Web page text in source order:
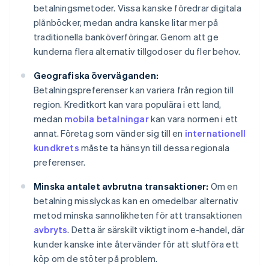
betalningsmetoder. Vissa kanske föredrar digitala
plånböcker, medan andra kanske litar mer på
traditionella banköverföringar. Genom att ge
kunderna flera alternativ tillgodoser du fler behov.
Geografiska överväganden:
Betalningspreferenser kan variera från region till
region. Kreditkort kan vara populära i ett land,
medan mobila betalningarkan vara normen i ett
annat. Företag som vänder sig till en internationell
kundkrets måste ta hänsyn till dessa regionala
preferenser.
Minska antalet avbrutna transaktioner: Om en
betalning misslyckas kan en omedelbar alternativ
metod minska sannolikheten för att transaktionen
avbryts. Detta är särskilt viktigt inom e-handel, där
kunder kanske inte återvänder för att slutföra ett
köp om de stöter på problem.